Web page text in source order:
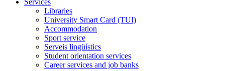
Libraries
University Smart Card (TUI)
Accommodation
Sport service
Serveis lingüístics
Student orientation services
Career services and job banks